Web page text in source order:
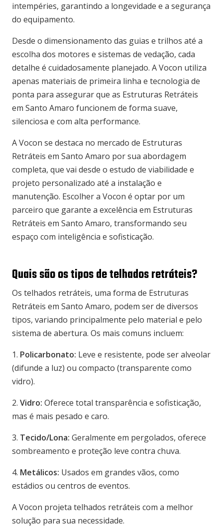
intempéries, garantindo a longevidade e a segurança
do equipamento.
Desde o dimensionamento das guias e trilhos até a
escolha dos motores e sistemas de vedação, cada
detalhe é cuidadosamente planejado. A Vocon utiliza
apenas materiais de primeira linha e tecnologia de
ponta para assegurar que as Estruturas Retráteis
em Santo Amaro funcionem de forma suave,
silenciosa e com alta performance.
A Vocon se destaca no mercado de Estruturas
Retráteis em Santo Amaro por sua abordagem
completa, que vai desde o estudo de viabilidade e
projeto personalizado até a instalação e
manutenção. Escolher a Vocon é optar por um
parceiro que garante a excelência em Estruturas
Retráteis em Santo Amaro, transformando seu
espaço com inteligência e sofisticação.
Quais são os tipos de telhados retráteis?
Os telhados retráteis, uma forma de Estruturas
Retráteis em Santo Amaro, podem ser de diversos
tipos, variando principalmente pelo material e pelo
sistema de abertura. Os mais comuns incluem:
1. Policarbonato: Leve e resistente, pode ser alveolar
(difunde a luz) ou compacto (transparente como
vidro).
2. Vidro: Oferece total transparência e sofisticação,
mas é mais pesado e caro.
3. Tecido/Lona: Geralmente em pergolados, oferece
sombreamento e proteção leve contra chuva.
4. Metálicos: Usados em grandes vãos, como
estádios ou centros de eventos.
A Vocon projeta telhados retráteis com a melhor
solução para sua necessidade.